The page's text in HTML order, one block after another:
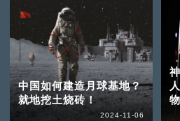
中国如何建造月球基地？
就地挖土烧砖！
2024-11-06